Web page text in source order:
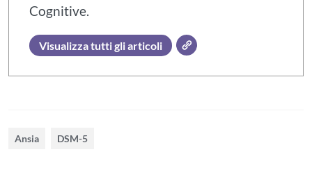
Cognitive.
Visualizza tutti gli articoli
Ansia DSM-5